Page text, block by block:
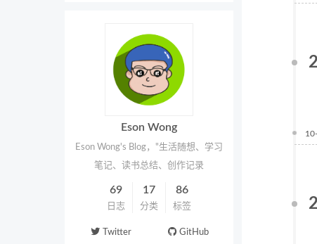
Eson Wong
Eson Wong's Blog，"生活随想、学习
笔记、读书总结、创作记录
69
日志
17
分类
86
标签
Twitter GitHub